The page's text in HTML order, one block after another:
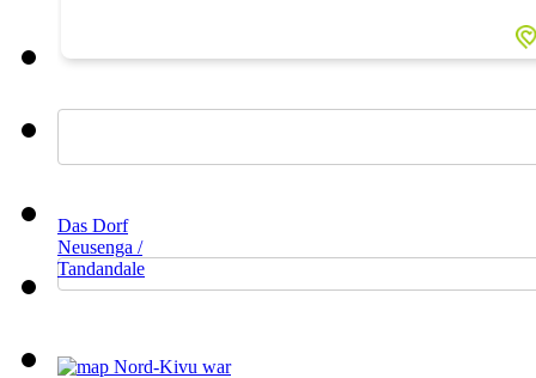
Das Dorf
Neusenga /
Tandandale